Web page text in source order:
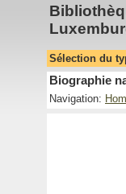
Sélection du
Biographie
Navigation: